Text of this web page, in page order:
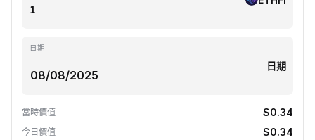
日期
日期
當時價值 $0.34
今日價值 $0.34